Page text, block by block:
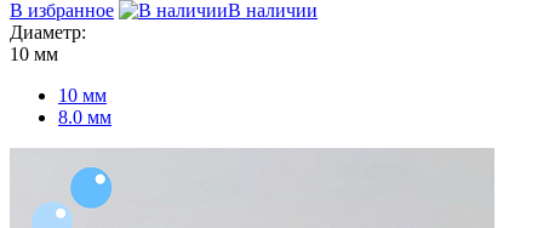
В избранное
В наличии
Диаметр:
10 мм
10 мм
8.0 мм